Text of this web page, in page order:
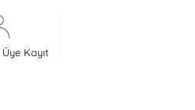
Üye Kayıt